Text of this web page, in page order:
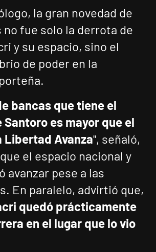
la gran novedad de
no fue solo la derrota de
y su espacio, sino el
de poder en la
bancas que tiene el
Santoro es mayor que el
Libertad Avanza", señaló,
el espacio nacional y
avanzar pese a las
En paralelo, advirtió que,
quedó prácticamente
en el lugar que lo vio